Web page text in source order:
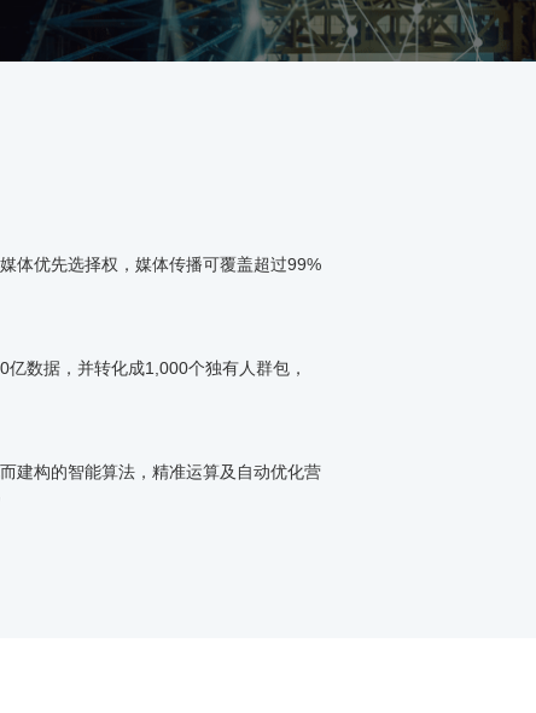
体优先选择权，媒体传播可覆盖超过99%
数据，并转化成1,000个独有人群包，
建构的智能算法，精准运算及自动优化营